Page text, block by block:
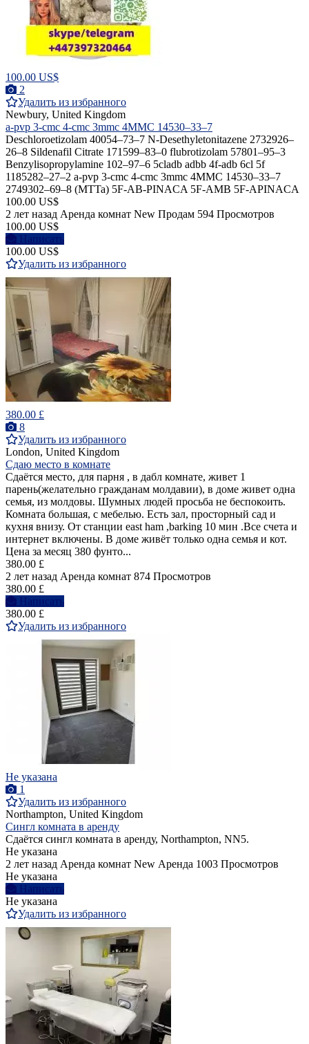
100.00 US$
2
Удалить из избранного
Newbury, United Kingdom
a-pvp 3-cmc 4-cmc 3mmc 4MMC 14530–33–7
Deschloroetizolam 40054–73–7 N-Desethyletonitazene 2732926–
26–8 Sildenafil Citrate 171599–83–0 flubrotizolam 57801–95–3
Benzylisopropylamine 102–97–6 5cladb adbb 4f-adb 6cl 5f
1185282–27–2 a-pvp 3-cmc 4-cmc 3mmc 4MMC 14530–33–7
2749302–69–8 (MTTa) 5F-AB-PINACA 5F-AMB 5F-APINACA
100.00 US$
2 лет назад Аренда комнат New Продам 594 Просмотров
100.00 US$
Написать
100.00 US$
Удалить из избранного
380.00 £
8
Удалить из избранного
London, United Kingdom
Сдаю место в комнате
Сдаётся место, для парня , в дабл комнате, живет 1
парень(желательно гражданам молдавии), в доме живет одна
семья, из молдовы. Шумных людей просьба не беспокоить.
Комната большая, с мебелью. Есть зал, просторный сад и
кухня внизу. От станции east ham ,barking 10 мин .Все счета и
интернет включены. В доме живёт только одна семья и кот.
Цена за месяц 380 фунто...
380.00 £
2 лет назад Аренда комнат 874 Просмотров
380.00 £
Написать
380.00 £
Удалить из избранного
Не указана
1
Удалить из избранного
Northampton, United Kingdom
Сингл комната в аренду
Сдаётся сингл комната в аренду, Northampton, NN5.
Не указана
2 лет назад Аренда комнат New Аренда 1003 Просмотров
Не указана
Написать
Не указана
Удалить из избранного